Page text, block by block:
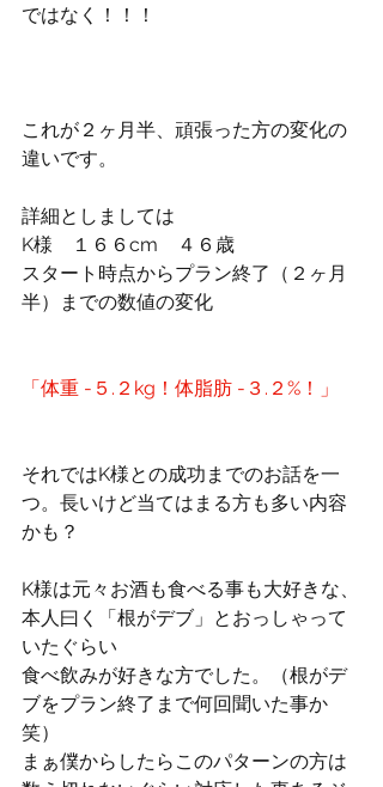
ではなく！！！
これが２ヶ月半、頑張った方の変化の
違いです。
詳細としましては
K様　１６６cm　４６歳
スタート時点からプラン終了（２ヶ月
半）までの数値の変化
「体重 -５.２kg！体脂肪 -３.２%！」
それではK様との成功までのお話を一
つ。長いけど当てはまる方も多い内容
かも？
K様は元々お酒も食べる事も大好きな、
本人曰く「根がデブ」とおっしゃって
いたぐらい
食べ飲みが好きな方でした。（根がデ
ブをプラン終了まで何回聞いた事か
笑）
まぁ僕からしたらこのパターンの方は